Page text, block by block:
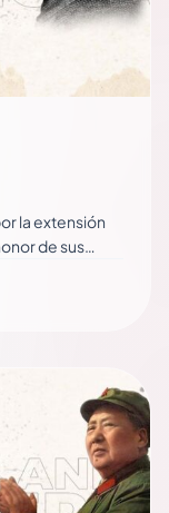
la extensión
de sus